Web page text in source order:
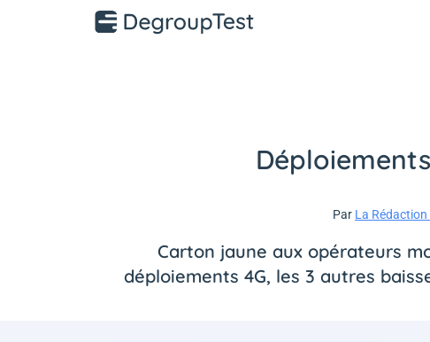
Par La
Carton jaune aux opérateurs
déploiements 4G, les 3 autres